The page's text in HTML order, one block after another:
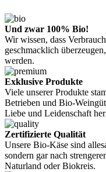
Und zwar 100% Bio!
Wir wissen, dass
geschmacklich
werden.
Exklusive Produkte
Viele unserer Produkte
Betrieben und Bio-
Liebe und Leidenschaft
Zertifizierte Qualität
Unsere Bio-Käse sind
sondern gar nach
Naturland oder Biokreis.